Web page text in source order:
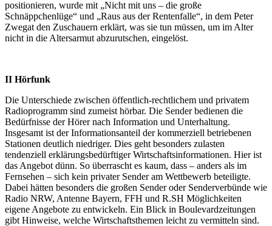
positionieren, wurde mit „Nicht mit uns – die große
Schnäppchenlüge“ und „Raus aus der Rentenfalle“, in dem Peter
Zwegat den Zuschauern erklärt, was sie tun müssen, um im Alter
nicht in die Altersarmut abzurutschen, eingelöst.
II Hörfunk
Die Unterschiede zwischen öffentlich-rechtlichem und privatem
Radioprogramm sind zumeist hörbar. Die Sender bedienen die
Bedürfnisse der Hörer nach Information und Unterhaltung.
Insgesamt ist der Informationsanteil der kommerziell betriebenen
Stationen deutlich niedriger. Dies geht besonders zulasten
tendenziell erklärungsbedürftiger Wirtschaftsinformationen. Hier ist
das Angebot dünn. So überrascht es kaum, dass – anders als im
Fernsehen – sich kein privater Sender am Wettbewerb beteiligte.
Dabei hätten besonders die großen Sender oder Senderverbünde wie
Radio NRW, Antenne Bayern, FFH und R.SH Möglichkeiten
eigene Angebote zu entwickeln. Ein Blick in Boulevardzeitungen
gibt Hinweise, welche Wirtschaftsthemen leicht zu vermitteln sind.